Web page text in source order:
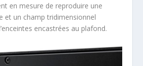
en mesure de reproduire une
et un champ tridimensionnel
encastrées au plafond.